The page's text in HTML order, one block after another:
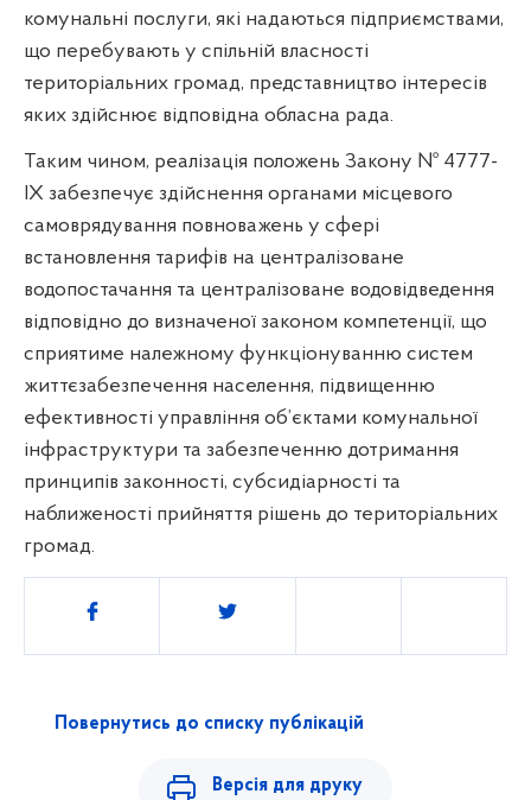
комунальні послуги, які надаються підприємствами,
що перебувають у спільній власності
територіальних громад, представництво інтересів
яких здійснює відповідна обласна рада.
Таким чином, реалізація положень Закону № 4777-
IX забезпечує здійснення органами місцевого
самоврядування повноважень у сфері
встановлення тарифів на централізоване
водопостачання та централізоване водовідведення
відповідно до визначеної законом компетенції, що
сприятиме належному функціонуванню систем
життєзабезпечення населення, підвищенню
ефективності управління об’єктами комунальної
інфраструктури та забезпеченню дотримання
принципів законності, субсидіарності та
наближеності прийняття рішень до територіальних
громад.
Поділитись
Повернутись до списку публікацій
Версія для друку